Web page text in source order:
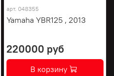
арт. 048355
Yamaha YBR125 , 2013
220000 руб
В корзину